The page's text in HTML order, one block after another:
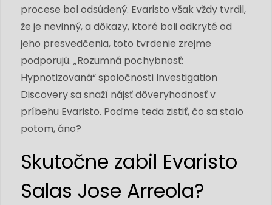
procese bol odsúdený. Evaristo však vždy tvrdil,
že je nevinný, a dôkazy, ktoré boli odkryté od
jeho presvedčenia, toto tvrdenie zrejme
podporujú. „Rozumná pochybnosť:
Hypnotizovaná“ spoločnosti Investigation
Discovery sa snaží nájsť dôveryhodnosť v
príbehu Evaristo. Poďme teda zistiť, čo sa stalo
potom, áno?
Skutočne zabil Evaristo
Salas Jose Arreola?